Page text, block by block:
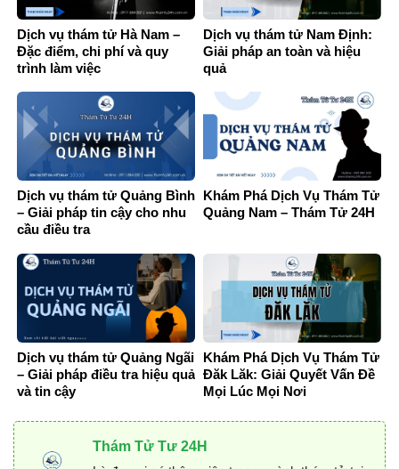
Dịch vụ thám tử Hà Nam –
Đặc điểm, chi phí và quy
trình làm việc
Dịch vụ thám tử Nam Định:
Giải pháp an toàn và hiệu
quả
Dịch vụ thám tử Quảng Bình
– Giải pháp tin cậy cho nhu
cầu điều tra
Khám Phá Dịch Vụ Thám Tử
Quảng Nam – Thám Tử 24H
Dịch vụ thám tử Quảng Ngãi
– Giải pháp điều tra hiệu quả
và tin cậy
Khám Phá Dịch Vụ Thám Tử
Đăk Lăk: Giải Quyết Vấn Đề
Mọi Lúc Mọi Nơi
Thám Tử Tư 24H